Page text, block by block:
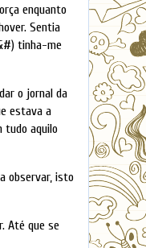
enquanto
Sentia
tinha-me
o jornal da
estava a
tudo aquilo
observar, isto
Até que se